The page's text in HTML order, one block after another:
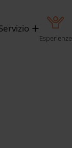
Esperienze